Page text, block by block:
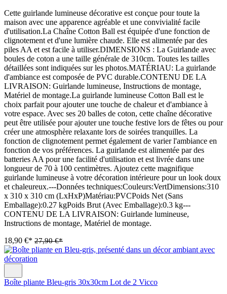
Cette guirlande lumineuse décorative est conçue pour toute la
maison avec une apparence agréable et une convivialité facile
d'utilisation.La Chaîne Cotton Ball est équipée d'une fonction de
clignotement et d'une lumière chaude. Elle est alimentée par des
piles AA et est facile à utiliser.DIMENSIONS : La Guirlande avec
boules de coton a une taille générale de 310cm. Toutes les tailles
détaillées sont indiquées sur les photos.MATÉRIAU: La guirlande
d'ambiance est composée de PVC durable.CONTENU DE LA
LIVRAISON: Guirlande lumineuse, Instructions de montage,
Matériel de montage.La guirlande lumineuse Cotton Ball est le
choix parfait pour ajouter une touche de chaleur et d'ambiance à
votre espace. Avec ses 20 balles de coton, cette chaîne décorative
peut être utilisée pour ajouter une touche festive lors de fêtes ou pour
créer une atmosphère relaxante lors de soirées tranquilles. La
fonction de clignotement permet également de varier l'ambiance en
fonction de vos préférences. La guirlande est alimentée par des
batteries AA pour une facilité d'utilisation et est livrée dans une
longueur de 70 à 100 centimètres. Ajoutez cette magnifique
guirlande lumineuse à votre décoration intérieure pour un look doux
et chaleureux.---Données techniques:Couleurs:VertDimensions:310
x 310 x 310 cm (LxHxP)Matériau:PVCPoids Net (Sans
Emballage):0.27 kgPoids Brut (Avec Emballage):0.3 kg---
CONTENU DE LA LIVRAISON: Guirlande lumineuse,
Instructions de montage, Matériel de montage.
18,90 €* 27,90 €*
Boîte pliante Bleu-gris 30x30cm Lot de 2 Vicco